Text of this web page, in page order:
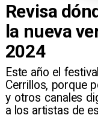
Revisa
la nueva
2024
Este año el
Cerrillos, porque
y otros canales
a los artistas de